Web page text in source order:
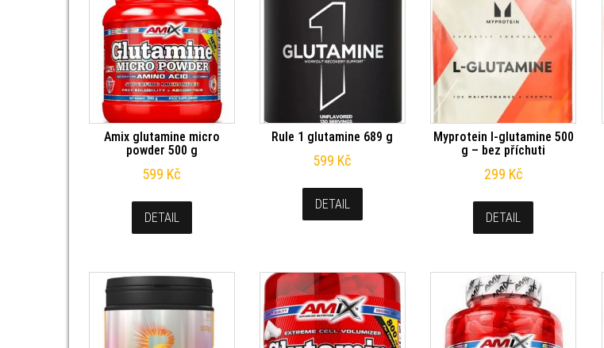
Amix glutamine micro
powder 500 g
599 Kč
DETAIL
Rule 1 glutamine 689 g
599 Kč
DETAIL
Myprotein l-glutamine 500
g – bez příchuti
299 Kč
DETAIL